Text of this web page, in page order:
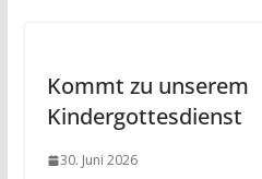
Kommt zu unserem
Kindergottesdienst
30. Juni 2026